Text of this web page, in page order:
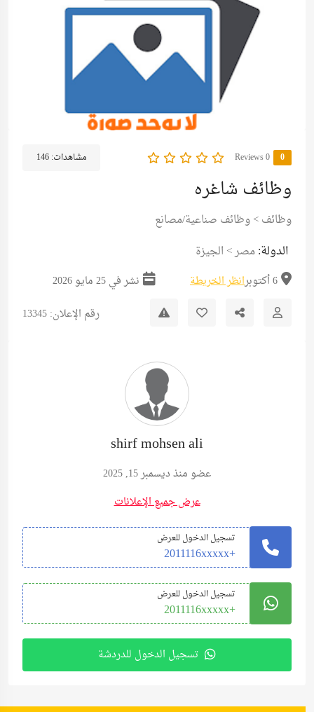
0
0 Reviews مشاهدات:146
وظائف شاغره
وظائف>وظائف صناعية/مصانع
الدولة: مصر> الجيزة
6 أكتوبر انظر الخريطة
نشر في 25 مايو 2026
رقم الإعلان: 13345
shirf mohsen ali
عضو منذ ديسمبر 15, 2025
عرض جميع الإعلانات
تسجيل الدخول للعرض
+2011116xxxxx
تسجيل الدخول للعرض
+2011116xxxxx
تسجيل الدخول للدردشة